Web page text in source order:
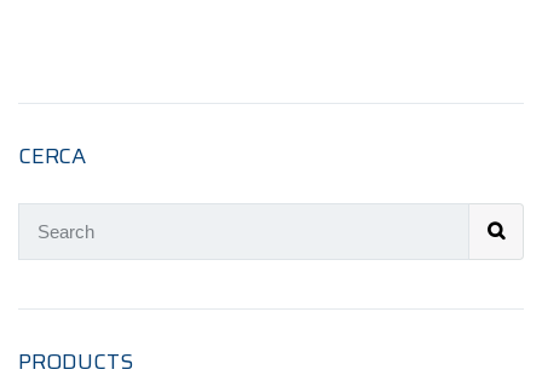
CERCA
PRODUCTS